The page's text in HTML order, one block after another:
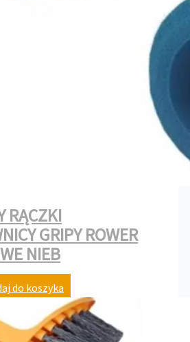
RĄCZKI
GRIPY ROWER
NIEB
do koszyka